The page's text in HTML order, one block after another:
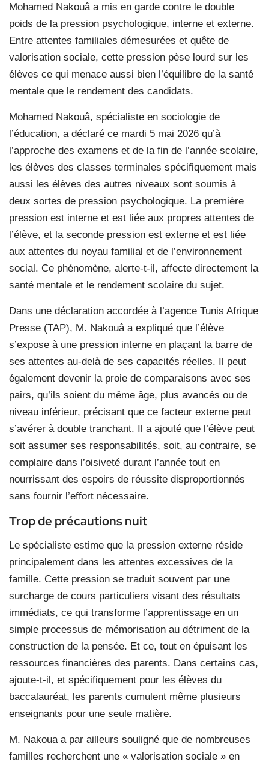
Mohamed Nakouâ a mis en garde contre le double
poids de la pression psychologique, interne et externe.
Entre attentes familiales démesurées et quête de
valorisation sociale, cette pression pèse lourd sur les
élèves ce qui menace aussi bien l’équilibre de la santé
mentale que le rendement des candidats.
Mohamed Nakouâ, spécialiste en sociologie de
l’éducation, a déclaré ce mardi 5 mai 2026 qu’à
l’approche des examens et de la fin de l’année scolaire,
les élèves des classes terminales spécifiquement mais
aussi les élèves des autres niveaux sont soumis à
deux sortes de pression psychologique. La première
pression est interne et est liée aux propres attentes de
l’élève, et la seconde pression est externe et est liée
aux attentes du noyau familial et de l’environnement
social. Ce phénomène, alerte-t-il, affecte directement la
santé mentale et le rendement scolaire du sujet.
Dans une déclaration accordée à l’agence Tunis Afrique
Presse (TAP), M. Nakouâ a expliqué que l’élève
s’expose à une pression interne en plaçant la barre de
ses attentes au-delà de ses capacités réelles. Il peut
également devenir la proie de comparaisons avec ses
pairs, qu’ils soient du même âge, plus avancés ou de
niveau inférieur, précisant que ce facteur externe peut
s’avérer à double tranchant. Il a ajouté que l’élève peut
soit assumer ses responsabilités, soit, au contraire, se
complaire dans l’oisiveté durant l’année tout en
nourrissant des espoirs de réussite disproportionnés
sans fournir l’effort nécessaire.
Trop de précautions nuit
Le spécialiste estime que la pression externe réside
principalement dans les attentes excessives de la
famille. Cette pression se traduit souvent par une
surcharge de cours particuliers visant des résultats
immédiats, ce qui transforme l’apprentissage en un
simple processus de mémorisation au détriment de la
construction de la pensée. Et ce, tout en épuisant les
ressources financières des parents. Dans certains cas,
ajoute-t-il, et spécifiquement pour les élèves du
baccalauréat, les parents cumulent même plusieurs
enseignants pour une seule matière.
M. Nakoua a par ailleurs souligné que de nombreuses
familles recherchent une « valorisation sociale » en